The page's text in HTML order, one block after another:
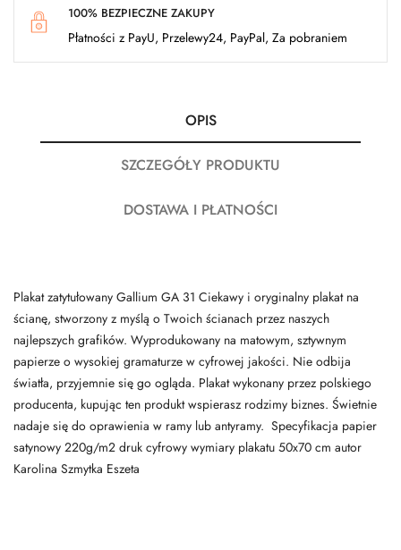
100% BEZPIECZNE ZAKUPY
Płatności z PayU, Przelewy24, PayPal, Za pobraniem
OPIS
SZCZEGÓŁY PRODUKTU
DOSTAWA I PŁATNOŚCI
Plakat zatytułowany Gallium GA 31 Ciekawy i oryginalny plakat na
ścianę, stworzony z myślą o Twoich ścianach przez naszych
najlepszych grafików. Wyprodukowany na matowym, sztywnym
papierze o wysokiej gramaturze w cyfrowej jakości. Nie odbija
światła, przyjemnie się go ogląda. Plakat wykonany przez polskiego
producenta, kupując ten produkt wspierasz rodzimy biznes. Świetnie
nadaje się do oprawienia w ramy lub antyramy. Specyfikacja papier
satynowy 220g/m2 druk cyfrowy wymiary plakatu 50x70 cm autor
Karolina Szmytka Eszeta